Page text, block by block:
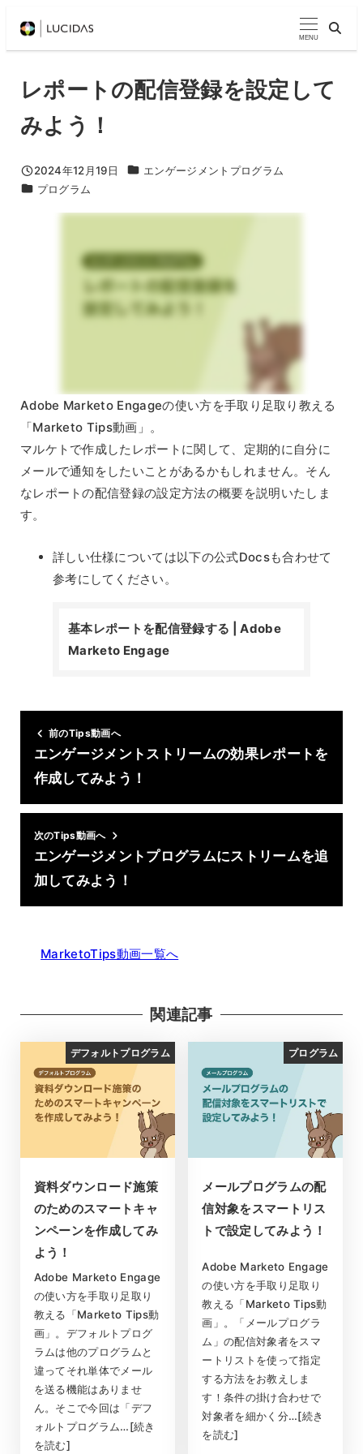
MENU
レポートの配信登録を設定して
みよう！
投稿日
2024年12月19日 MarketoTips動画カテゴリ
エンゲージメントプログラム
MarketoTips動画カテゴリ
プログラム
Adobe Marketo Engageの使い方を手取り足取り教える
「Marketo Tips動画」。
マルケトで作成したレポートに関して、定期的に自分に
メールで通知をしたいことがあるかもしれません。そん
なレポートの配信登録の設定方法の概要を説明いたしま
す。
詳しい仕様については以下の公式Docsも合わせて
参考にしてください。
基本レポートを配信登録する | Adobe
Marketo Engage
前のTips動画へ
エンゲージメントストリームの効果レポートを
作成してみよう！
次のTips動画へ
エンゲージメントプログラムにストリームを追
加してみよう！
MarketoTips動画一覧へ
関連記事
デフォルトプログラム
資料ダウンロード施策
のためのスマートキャ
ンペーンを作成してみ
よう！
Adobe Marketo Engage
の使い方を手取り足取り
教える「Marketo Tips動
画」。デフォルトプログ
ラムは他のプログラムと
違ってそれ単体でメール
を送る機能はありませ
ん。そこで今回は「デフ
ォルトプログラム…[続き
を読む]
プログラム
メールプログラムの配
信対象をスマートリス
トで設定してみよう！
Adobe Marketo Engage
の使い方を手取り足取り
教える「Marketo Tips動
画」。「メールプログラ
ム」の配信対象者をスマ
ートリストを使って指定
する方法をお教えしま
す！条件の掛け合わせで
対象者を細かく分…[続き
を読む]